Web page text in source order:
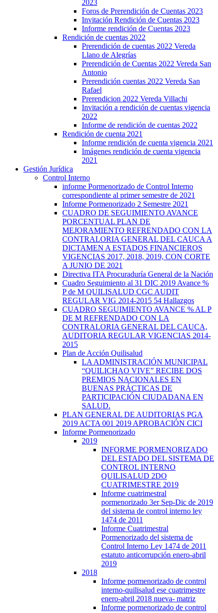
2023
Foros de Prerendición de Cuentas 2023
Invitación Rendición de Cuentas 2023
Informe rendición de Cuentas 2023
Rendición de cuentas 2022
Prerendición de cuentas 2022 Vereda
Llano de Alegrías
Prerendición de Cuentas 2022 Vereda San
Antonio
Prerendición cuentas 2022 Vereda San
Rafael
Prerendicion 2022 Vereda Villachi
Invitación a rendición de cuentas vigencia
2022
Informe de rendición de cuentas 2022
Rendición de cuenta 2021
Informe rendición de cuenta vigencia 2021
Imágenes rendición de cuenta vigencia
2021
Gestión Jurídica
Control Interno
informe Pormenorizado de Control Interno
correspondiente al primer semestre de 2021
Informe Pormenorizado 2 Semestre 2021
CUADRO DE SEGUIMIENTO AVANCE
PORCENTUAL PLAN DE
MEJORAMIENTO REFRENDADO CON LA
CONTRALORIA GENERAL DEL CAUCA A
DICTAMEN A ESTADOS FINANCIEROS
VIGENCIAS 2017, 2018, 2019, CON CORTE
A JUNIO DE 2021
Directiva ITA Procuraduría General de la Nación
Cuadro Seguimiento al 31 DIC 2019 Avance %
P de M QUILISALUD CGC AUDIT
REGULAR VIG 2014-2015 54 Hallazgos
CUADRO SEGUIMIENTO AVANCE % AL P
DE M REFRENDADO CON LA
CONTRALORIA GENERAL DEL CAUCA,
AUDITORIA REGULAR VIGENCIAS 2014-
2015
Plan de Acción Quilisalud
LA ADMINISTRACIÓN MUNICIPAL
“QUILICHAO VIVE” RECIBE DOS
PREMIOS NACIONALES EN
BUENAS PRÁCTICAS DE
PARTICIPACIÓN CIUDADANA EN
SALUD.
PLAN GENERAL DE AUDITORIAS PGA
2019 ACTA 001 2019 APROBACIÓN CICI
Informe Pormenorizado
2019
INFORME PORMENORIZADO
DEL ESTADO DEL SISTEMA DE
CONTROL INTERNO
QUILISALUD 2DO
CUATRIMESTRE 2019
Informe cuatrimestral
pormenorizado 3er Sep-Dic de 2019
del sistema de control interno ley
1474 de 2011
Informe Cuatrimestral
Pormenorizado del sistema de
Control Interno Ley 1474 de 2011
estatuto anticorrupción enero-abril
2019
2018
Informe pormenorizado de control
interno-quilisalud ese cuatrimestre
enero-abril 2018 nueva- matriz
Informe pormenorizado de control